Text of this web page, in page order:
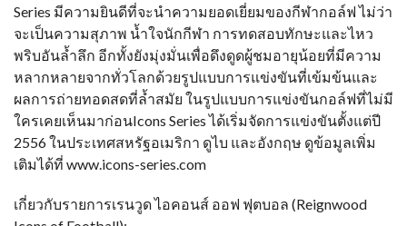
Series มีความยินดีที่จะนำความยอดเยี่ยมของกีฬากอล์ฟ ไม่ว่า
จะเป็นความสุภาพ น้ำใจนักกีฬา การทดสอบทักษะและไหว
พริบอันล้ำลึก อีกทั้งยังมุ่งมั่นเพื่อดึงดูดผู้ชมอายุน้อยที่มีความ
หลากหลายจากทั่วโลกด้วยรูปแบบการแข่งขันที่เข้มข้นและ
ผลการถ่ายทอดสดที่ล้ำสมัย ในรูปแบบการแข่งขันกอล์ฟที่ไม่มี
ใครเคยเห็นมาก่อนIcons Series ได้เริ่มจัดการแข่งขันตั้งแต่ปี
2556 ในประเทศสหรัฐอเมริกา ดูไบ และอังกฤษ ดูข้อมูลเพิ่ม
เติมได้ที่ www.icons-series.com
เกี่ยวกับรายการเรนวูด ไอคอนส์ ออฟ ฟุตบอล (Reignwood